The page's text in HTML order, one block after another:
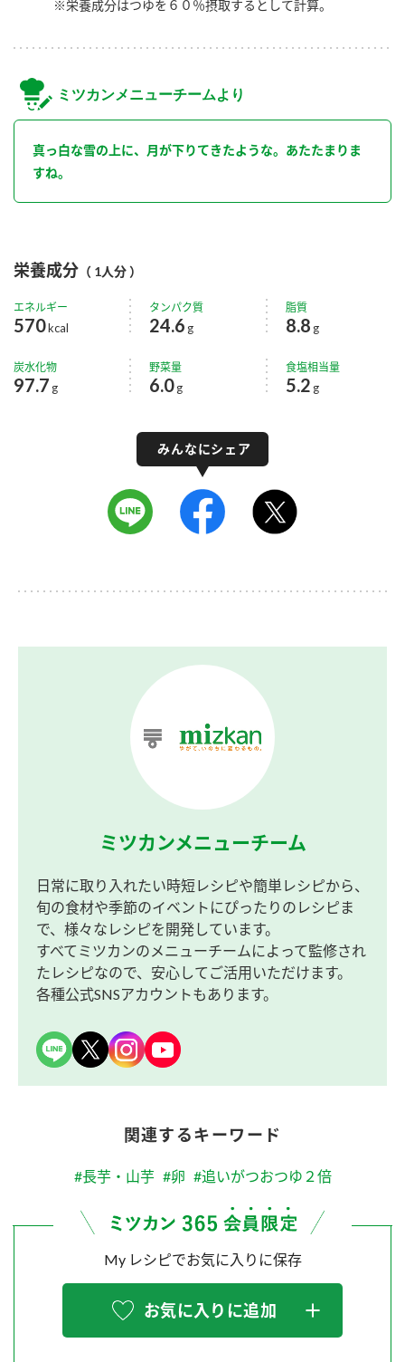
※栄養成分はつゆを６０％摂取するとして計算。
ミツカンメニューチームより
真っ白な雪の上に、月が下りてきたような。あたたまりま
すね。
栄養成分 （ 1人分 ）
エネルギー
570kcal
タンパク質
24.6 g
脂質
8.8 g
炭水化物
97.7 g
野菜量
6.0g
食塩相当量
5.2 g
ミツカンメニューチーム
日常に取り入れたい時短レシピや簡単レシピから、
旬の食材や季節のイベントにぴったりのレシピま
で、様々なレシピを開発しています。
すべてミツカンのメニューチームによって監修され
たレシピなので、安心してご活用いただけます。
各種公式SNSアカウントもあります。
関連するキーワード
#長芋・山芋 #卵 #追いがつおつゆ２倍
My レシピでお気に入りに保存
お気に入りに追加